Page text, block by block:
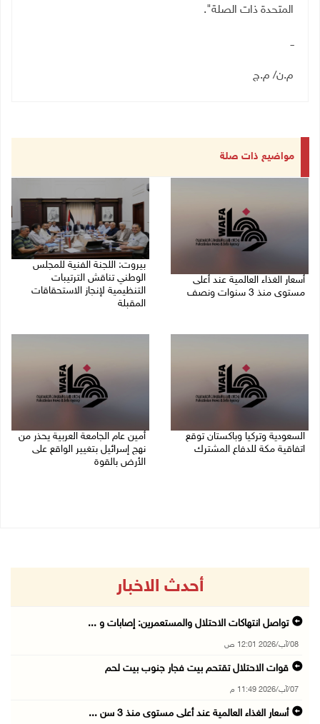
المتحدة ذات الصلة".
ــ
م.ن/ م.ج
مواضيع ذات صلة
أسعار الغذاء العالمية عند أعلى
مستوى منذ 3 سنوات ونصف
بيروت: اللجنة الفنية للمجلس
الوطني تناقش الترتيبات
التنظيمية لإنجاز الاستحقاقات
المقبلة
السعودية وتركيا وباكستان توقع
اتفاقية مكة للدفاع المشترك
أمين عام الجامعة العربية يحذر من
نهج إسرائيل بتغيير الواقع على
الأرض بالقوة
أحدث الاخبار
تواصل انتهاكات الاحتلال والمستعمرين: إصابات و ...
08/آب/2026 12:01 ص
قوات الاحتلال تقتحم بيت فجار جنوب بيت لحم
07/آب/2026 11:49 م
أسعار الغذاء العالمية عند أعلى مستوى منذ 3 سن ...